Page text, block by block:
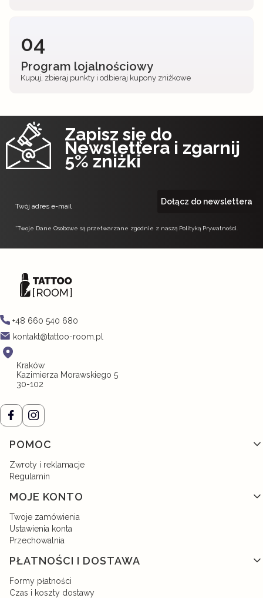
04
Program lojalnościowy
Kupuj, zbieraj punkty i odbieraj kupony zniżkowe
Zapisz się do
Newslettera i zgarnij
5% zniżki
Twój adres e-mail Dołącz do newslettera
*Twoje Dane Osobowe są przetwarzane zgodnie z naszą Polityką Prywatności.
+48 660 540 680
kontakt@tattoo-room.pl
Kraków
Kazimierza Morawskiego 5
30-102
Linki w stopce
POMOC
Zwroty i reklamacje
Regulamin
MOJE KONTO
Twoje zamówienia
Ustawienia konta
Przechowalnia
PŁATNOŚCI I DOSTAWA
Formy płatności
Czas i koszty dostawy